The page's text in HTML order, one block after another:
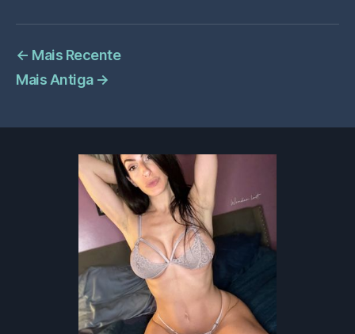
← Mais Recente
Mais Antiga →